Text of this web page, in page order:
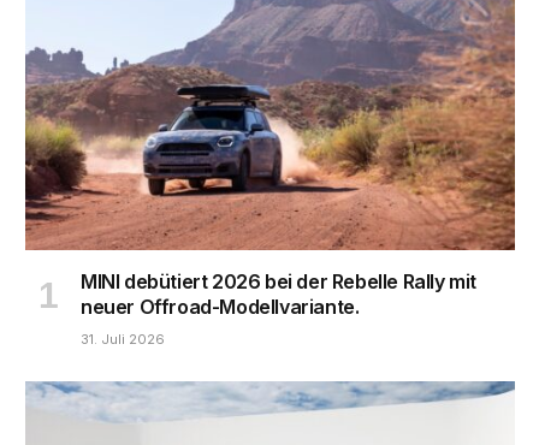
MINI debütiert 2026 bei der Rebelle Rally mit
neuer Offroad-Modellvariante.
31. Juli 2026